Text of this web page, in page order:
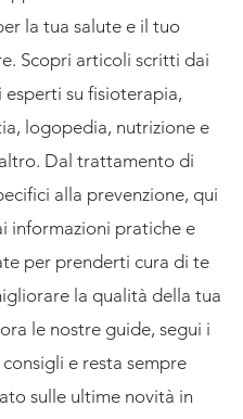
la tua salute e il tuo
Scopri articoli scritti dai
esperti su fisioterapia,
logopedia, nutrizione e
Dal trattamento di
alla prevenzione, qui
informazioni pratiche e
per prenderti cura di te
la qualità della tua
le nostre guide, segui i
e resta sempre
sulle ultime novità in